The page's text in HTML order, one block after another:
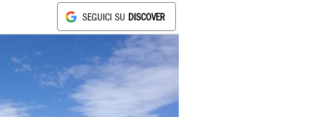
SEGUICI SU DISCOVER